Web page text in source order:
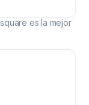
es la mejor